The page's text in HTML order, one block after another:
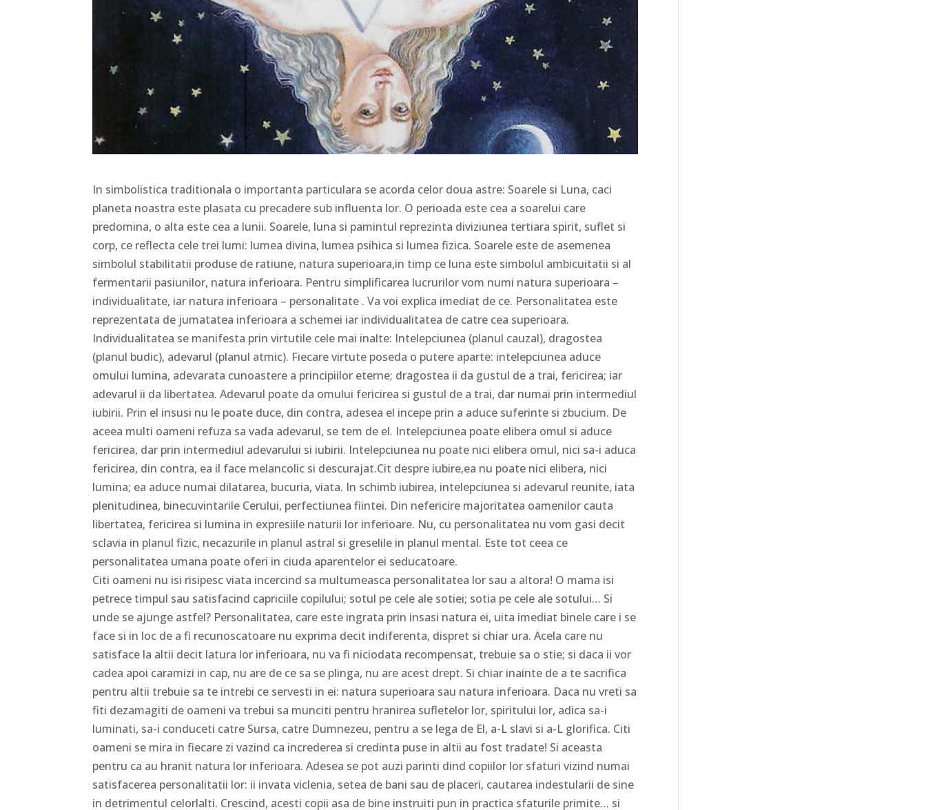
In simbolistica traditionala o importanta particulara se acorda celor doua astre: Soarele si Luna, caci
planeta noastra este plasata cu precadere sub influenta lor. O perioada este cea a soarelui care
predomina, o alta este cea a lunii. Soarele, luna si pamintul reprezinta diviziunea tertiara spirit, suflet si
corp, ce reflecta cele trei lumi: lumea divina, lumea psihica si lumea fizica. Soarele este de asemenea
simbolul stabilitatii produse de ratiune, natura superioara,in timp ce luna este simbolul ambicuitatii si al
fermentarii pasiunilor, natura inferioara. Pentru simplificarea lucrurilor vom numi natura superioara –
individualitate, iar natura inferioara – personalitate . Va voi explica imediat de ce. Personalitatea este
reprezentata de jumatatea inferioara a schemei iar individualitatea de catre cea superioara.
Individualitatea se manifesta prin virtutile cele mai inalte: Intelepciunea (planul cauzal), dragostea
(planul budic), adevarul (planul atmic). Fiecare virtute poseda o putere aparte: intelepciunea aduce
omului lumina, adevarata cunoastere a principiilor eterne; dragostea ii da gustul de a trai, fericirea; iar
adevarul ii da libertatea. Adevarul poate da omului fericirea si gustul de a trai, dar numai prin intermediul
iubirii. Prin el insusi nu le poate duce, din contra, adesea el incepe prin a aduce suferinte si zbucium. De
aceea multi oameni refuza sa vada adevarul, se tem de el. Intelepciunea poate elibera omul si aduce
fericirea, dar prin intermediul adevarului si iubirii. Intelepciunea nu poate nici elibera omul, nici sa-i aduca
fericirea, din contra, ea il face melancolic si descurajat.Cit despre iubire,ea nu poate nici elibera, nici
lumina; ea aduce numai dilatarea, bucuria, viata. In schimb iubirea, intelepciunea si adevarul reunite, iata
plenitudinea, binecuvintarile Cerului, perfectiunea fiintei. Din nefericire majoritatea oamenilor cauta
libertatea, fericirea si lumina in expresiile naturii lor inferioare. Nu, cu personalitatea nu vom gasi decit
sclavia in planul fizic, necazurile in planul astral si greselile in planul mental. Este tot ceea ce
personalitatea umana poate oferi in ciuda aparentelor ei seducatoare.
Citi oameni nu isi risipesc viata incercind sa multumeasca personalitatea lor sau a altora! O mama isi petrece timpul sau satisfacind capriciile copilului; sotul pe cele ale sotiei; sotia pe cele ale sotului… Si unde se ajunge astfel? Personalitatea, care este ingrata prin insasi natura ei, uita imediat binele care i se face si in loc de a fi recunoscatoare nu exprima decit indiferenta, dispret si chiar ura. Acela care nu satisface la altii decit latura lor inferioara, nu va fi niciodata recompensat, trebuie sa o stie; si daca ii vor cadea apoi caramizi in cap, nu are de ce sa se plinga, nu are acest drept. Si chiar inainte de a te sacrifica pentru altii trebuie sa te intrebi ce servesti in ei: natura superioara sau natura inferioara. Daca nu vreti sa fiti dezamagiti de oameni va trebui sa munciti pentru hranirea sufletelor lor, spiritului lor, adica sa-i luminati, sa-i conduceti catre Sursa, catre Dumnezeu, pentru a se lega de El, a-L slavi si a-L glorifica. Citi oameni se mira in fiecare zi vazind ca increderea si credinta puse in altii au fost tradate! Si aceasta pentru ca au hranit natura lor inferioara. Adesea se pot auzi parinti dind copiilor lor sfaturi vizind numai satisfacerea personalitatii lor: ii invata viclenia, setea de bani sau de placeri, cautarea indestularii de sine in detrimentul celorlalti. Crescind, acesti copii asa de bine instruiti pun in practica sfaturile primite… si incep sa o faca in detrimentul propriilor parinti care, evident, se lamenteaza! Daca ar fi fost cinstiti ar fi vazut ca ei sint vinovati. Oamenii apreciaza ceea ce faceti pentru satisfactia lor materiala, pentru corpul lor fizic, contrar Cerului care nu apreciaza decit ceea ce faceti pentru sufletul si spiritul lor. Ce va ramine din hrana pe care ati oferit-o prietenilor vostri, daca nu ati adaugat o alta hrana care dureaza in eternitate: iubirea, lumina, libertatea? Trebuie schimbate conceptiile pe care le avem despre milostenie pentru ca exista o milostenie care nu produce nici un efect, care se duce repede, uitata, si o alta ale carei efecte sint durabile. Fiintele obisnuite nu stiu sa hraneasca spiritul celorlalti, nici sa-l infrumuseteze,ici sa-l intareasca, in timp ce adevarata milostenie, aceea a initiatilor, consta in a restabili omul in regatul spiritului sau. Se poate intimpla ca un Maestru sa se ocupe de personalitatea discipolilor sai (adica sa-i ingrijeasca sau sa le dea un ajutor material), dar o va face ca ceva secundar. Adesea milostenia obisnuita dezvolta defectele cele mai daunatoare la oameni: ii incurajeaza la lene, ii impinge spre a profita din ce in ce mai mult de altii, face sa le creasca increderea in credulitatea si naivitatea fiintelor caritabile astfel incit, in loc de a fi utili, liberi, independenti si capabili de a iesi singuri din incurcatura ei devin adevarati paraziti ai societatii. Ceea ce va spun acum despre personalitate nu inseamna ca trebuie s-o distrugeti sau sa o eliminati. Nu, ea trebuie sa fie servitoarea individualitatii. Fara personalitate, individualitatea nu se poate manifesta. Personalitatea este comparabila formei iar individualitatea continutului. Forma este necesara dar ea trebuie sa exprime continutul. Daca forma este stupida, lipsita de sens, aceasta inseamna aservirea fiintei omenesti. Cind personalitatea va deveni servitoarea sa, spiritul omenesc va putea face miracole. Sa stiti ca tot ce ingradeste spiritul si il impiedica sa inteleaga,sa creeze,sa actioneze liber,este personalitatea. Observati caracterele din jurul vostru si veti constata ca predominarea personalitatii duce proportional la limitarea fiintei si la pareri preconcepute. Ori, cea mai mica parere preconceputa in opiniile filozofice sau religioase, in raporturile interumane sau in cele de serviciu, antreneaza complicatii in intelegere si in activitate. Si nu exista parere preconceputa mai daunatoare decit aceea a personalitatii care se enerveaza, se apara, se razbuna si isi schimba fara oprire punctul de vedere. Aceasta pentru ca toate actiunile personalitatii au un scop interesat incit aceasta este condamnata ca sa nu vada niciodata realitatea lucrurilor. Cind un Maestru vede venind in scoala sa fiinte cu o personalitate foarte dezvoltata, el prevede deja cite obstacole vor avea si ce dificil ii va fi sa le instruiasca. Pentru un Maestru exista o formula absoluta: cu cit ne stapinim mai mult personalitatea, adica o limitam, o dominam, cu atit ne eliberam si ne intarim. Sa ne oprim acum asupra termenilor „personalitate” si „individualitate”. In limbajul curent se folosesc fara discernamint unul sau celalalt; spunind despre cineva, de exemplu, ca are o personalitate sau o individualitate puternica, se exprima acelasi lucru. Veti gasi poate alte definitii in dictionare, dar pentru ceea ce vreau sa va explic privind natura superioara si natura inferioara din om, va voi spune ca pentru termenul „personalitate” se poate pleca de la etimologia cuvintului latin „persona”. Persona era masca pe care la teatru actorul o punea; caci in antichitate dupa cum stiti, actorii purtau masca. Inchipuiti-va un actor: intr-o zi el joaca rolul unui om rezonabil si intelept, intr-o alta pe acela al unui criminal, tradator sau seducator. El este, succesiv, Cyrano de Bergerac, Harpagon, Alexandru Borgia, sfintul Ludovic. Toate aceste roluri diverse reprezinta personalitatea schimbatoare, trecatoare. Cit despre individualitate, aceasta este artistul care ramine el insusi pe tot parcursul acestor roluri. Acest exemplu al actorului ne arata ca personalitatea este muritoare, perisabila: ca si rolul care se incheie odata cu reprezentatia ea nu dureaza decit o incarnare. La urmatoarea incarnare apare o alta personalitate. In cursul acestor schimbari de personalitate individualitatea nu variaza, ramine unica, desi ea progreseaza de-a lungul mileniilor acumulind experiente traite prin intermediul diverselor personalitati. Ea se manifesta succesiv intr-un rol, apoi in altul, imbracind personalitati diferite in fiecare incarnare. Aceasta este foarte usor de inteles si ne permite sa sesizam ca cel care este bogat, sanatos si frumos in aceasta existenta poate, daca nu face nici un efort spiritual, sa revina in urmatoarea incarnare sarac, pipernicit si lipsit de frumusete. Din contra, acela care lucreaza asupra spiritului sau, asupra inteligentei sale divine sau a sufletului sau (jucind in acelasi timp rolul impus de aceasta incarnare), cistiga calitati, virtuti si bogatii care vor ramine in individualitatea sa si care ii vor apartine vesnic. Cind va inceta sa-si joace rolul personalitatii sale, el va pleca cu acest bagaj spiritual si va calatori de indata in univers cu toate aceste adevarate bunuri. Nimeni nu va putea sa i le ia. Exact ca si actorul care, profitind de rolurile sale pentru a se ameliora si dezvolta paraseste scena cu idei mai largi, omul trebuie sa iasa de pe scena terestra imbogatit de experienta sa. Ce face cu bunurile sale acela care in cursul unei vieti nu a strins decit bogatii materiale? Parasindu-si rolul terestru va fi silit sa le abandoneze – aceasta este legea – si se gaseste deodata sarac, despuiat de tot. Iar individualitatea sa care pleaca la fel fara bagaje – adica fara nici o achizitie spirituala – va reveni pe pamint goala si saraca, trebuind sa se incarneze intr-o personalitate lipsita de orice fel de bunuri, pentru ca nu le-a meritat. Aceasta fiinta va trebui deci sa reinceapa sa munceasca enorm pentru a putea stringe bogatii, o situatie, case, etc… Nu vreau sa spun ca trebuie renuntat la posesia obiectelor materiale, a hainelor, a proprietatilor… Nu, toate aceste lucruri sint necesare pe pamint precum decorul si costumele sint indispensabile actorului, dar nu mai mult.Iata-va acum suficient de pregatiti pentru a intelege sensul parabolei ispravnicului necredincios. Pesonalitatea si individualitatea isi au resedinta in „lumea cea mare”: macrocosmosul, universul dar de asemenea si in „lumea cea mica”: microcosmosul, omul. In om locul personalitatii este stomacul si zona inferioara lui adica ceea ce se afla dedesubtul diafragmei. Locul individualitatii este in plamini, inima si creier, adica ceea ce se gaseste deasupra diafragmei. Linia orizontala a schemei ce v-am dat-o corespunde deci diafragmei. Credeti poate ca tot ce este situat dedesubtul diafragmei este lipsit de ginduri, sentimente, activitate. Deschideti-va ochii. Stomacul are un creier, o inima si o vointa. De ce se spune despre anumite persoane ca au „sufletul la gura”? Nu am intentia de a crea o noua anatomie dar trebuie sa stiti ca aceste doua regiuni, deasupra si dedesubtul diafragmei, reprezinta cei doi stapini la care omul se gaseste si trebuie sa slujeasca. Da, este o intreaga poveste.Cind omul apare pe pamint intra in slujba unui stapin: corpul fizic cu toate instinctele sale, dar mai devreme sau mai tirziu el este inapoiat, adica moare. Daca el este inteligent trebuie sa reflecteze asemanator ispravnicului din parabola: „Ce am sa fac daca imi ia stapinul ispravnicia? Sa sap nu pot, sa cersesc imi e rusine.” Ispravnicul rezonabil stie bine ca atunci cind isi va parasi corpul fizic, acest stapin vesnic nemultumit, va dori sa mai lucreze pe pamint dar atunci nu va mai avea mijloace. Pastrind in astral aceleasi dorinte de a minca, bea si gusta tot felul de placeri el va fi tentat sa cerseasca, adica sa coboare linga cei in viata pentru a si le satisface prin intermediul lor. Este ceea ce se intimpla ispravnicilor foarte fideli personalitatii: odata trecuti dincolo ei devin cersetori in planul astral si se deplaseaza in toate locurile imorale unde se distreaza multimea pentru a participa la placerile lor. Or, ispravnicul necredincios despre care vorbeste Iisus era inteligent, nu dorea sa intre in aceasta categorie a spiritelor cersetoare. Sfatuit de ratiunea sa el s-a hotarit sa-si faca prieteni cu ajutorul bogatiilor nedrepte si de a reduce datoria debitorilor stapinului sau.Ce inseamna aceasta? Ca in loc de a da stomacului sau, diferitelor orga